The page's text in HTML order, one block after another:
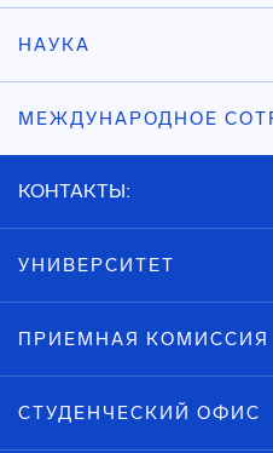
НАУКА
МЕЖДУНАРОДНОЕ
КОНТАКТЫ:
УНИВЕРСИТЕТ
ПРИЕМНАЯ КОМИССИЯ
СТУДЕНЧЕСКИЙ ОФИС